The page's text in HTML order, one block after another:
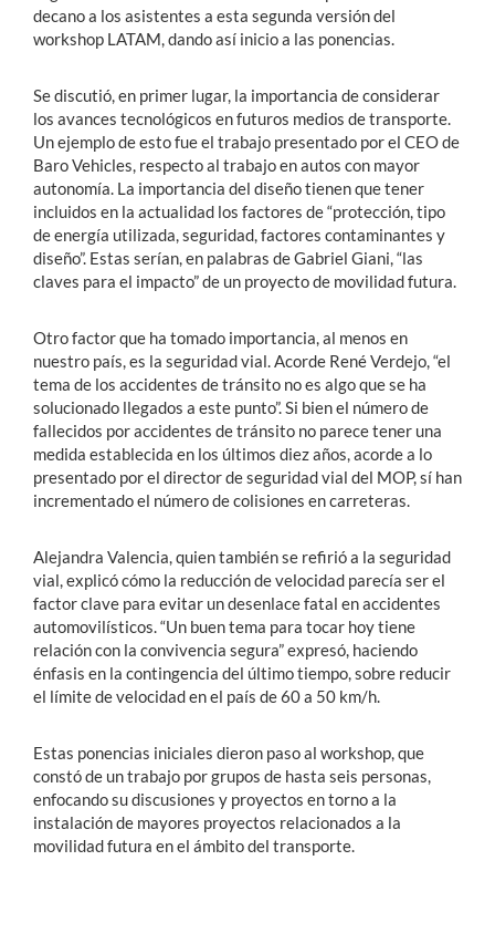
decano a los asistentes a esta segunda versión del
workshop LATAM, dando así inicio a las ponencias.
Se discutió, en primer lugar, la importancia de considerar
los avances tecnológicos en futuros medios de transporte.
Un ejemplo de esto fue el trabajo presentado por el CEO de
Baro Vehicles, respecto al trabajo en autos con mayor
autonomía. La importancia del diseño tienen que tener
incluidos en la actualidad los factores de “protección, tipo
de energía utilizada, seguridad, factores contaminantes y
diseño”. Estas serían, en palabras de Gabriel Giani, “las
claves para el impacto” de un proyecto de movilidad futura.
Otro factor que ha tomado importancia, al menos en
nuestro país, es la seguridad vial. Acorde René Verdejo, “el
tema de los accidentes de tránsito no es algo que se ha
solucionado llegados a este punto”. Si bien el número de
fallecidos por accidentes de tránsito no parece tener una
medida establecida en los últimos diez años, acorde a lo
presentado por el director de seguridad vial del MOP, sí han
incrementado el número de colisiones en carreteras.
Alejandra Valencia, quien también se refirió a la seguridad
vial, explicó cómo la reducción de velocidad parecía ser el
factor clave para evitar un desenlace fatal en accidentes
automovilísticos. “Un buen tema para tocar hoy tiene
relación con la convivencia segura” expresó, haciendo
énfasis en la contingencia del último tiempo, sobre reducir
el límite de velocidad en el país de 60 a 50 km/h.
Estas ponencias iniciales dieron paso al workshop, que
constó de un trabajo por grupos de hasta seis personas,
enfocando su discusiones y proyectos en torno a la
instalación de mayores proyectos relacionados a la
movilidad futura en el ámbito del transporte.